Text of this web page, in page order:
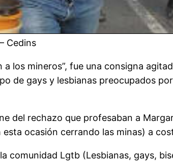
Cedins
a los mineros”, fue una consigna
de gays y lesbianas preocupados
del rechazo que profesaban a
ocasión cerrando las minas) a
comunidad Lgtb (Lesbianas, gays,